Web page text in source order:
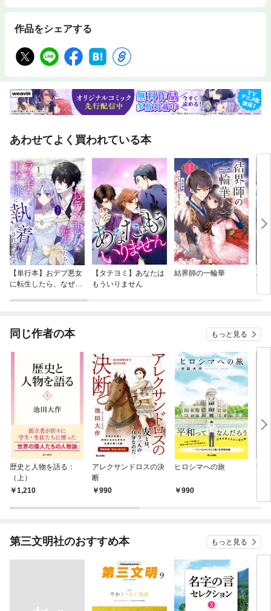
作品をシェアする
あわせてよく買われている本
【単行本】おデブ悪女
に転生したら、なぜか
【タテヨミ】あなたは
もういりません
結界師の一輪華
バ
今
同じ作者の本 もっと見る
歴史と人物を語る：
（上）
1,210
アレクサンドロスの決
断
990
ヒロシマへの旅
990
青
第三文明社のおすすめ本 もっと見る